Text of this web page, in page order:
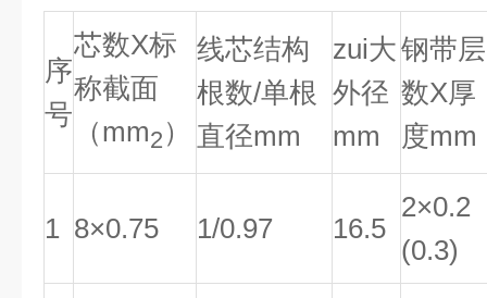
序
号
芯数X标
称截面
（mm2 ）
线芯结构
根数/单根
直径mm
zui大
外径
mm
钢带层
数X厚
度mm
1 8×0.75 1/0.97 16.5
2×0.2
(0.3)